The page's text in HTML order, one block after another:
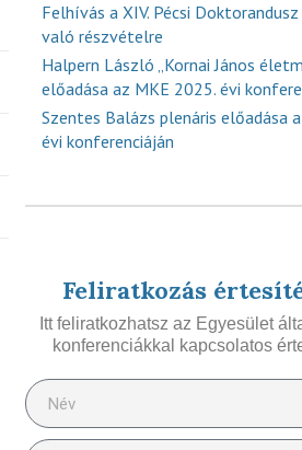
Felhívás a XIV. Pécsi
való részvételre
Halpern László „Kornai János
előadása az MKE 2025. évi
Szentes Balázs plenáris előadása
évi konferenciáján
Feliratkozás
Itt feliratkozhatsz az Egyesület
konferenciákkal kapcsolatos